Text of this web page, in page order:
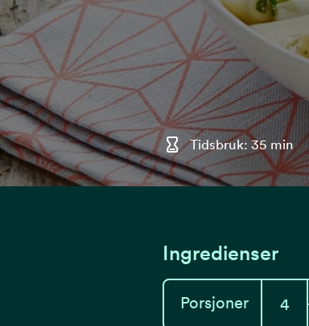
Tidsbruk: 35 min
Ingredienser
Porsjoner